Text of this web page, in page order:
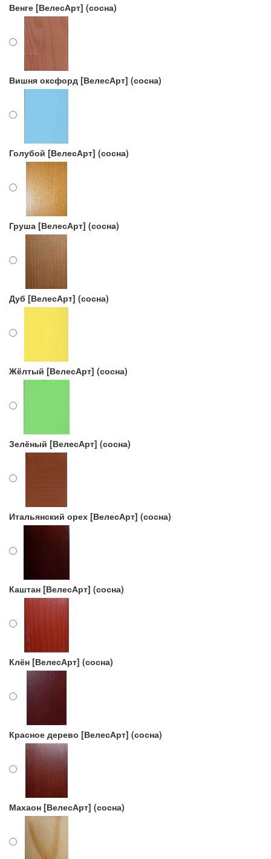
Венге [ВелесАрт] (сосна)
Вишня оксфорд [ВелесАрт] (сосна)
Голубой [ВелесАрт] (сосна)
Груша [ВелесАрт] (сосна)
Дуб [ВелесАрт] (сосна)
Жёлтый [ВелесАрт] (сосна)
Зелёный [ВелесАрт] (сосна)
Итальянский орех [ВелесАрт] (сосна)
Каштан [ВелесАрт] (сосна)
Клён [ВелесАрт] (сосна)
Красное дерево [ВелесАрт] (сосна)
Махаон [ВелесАрт] (сосна)